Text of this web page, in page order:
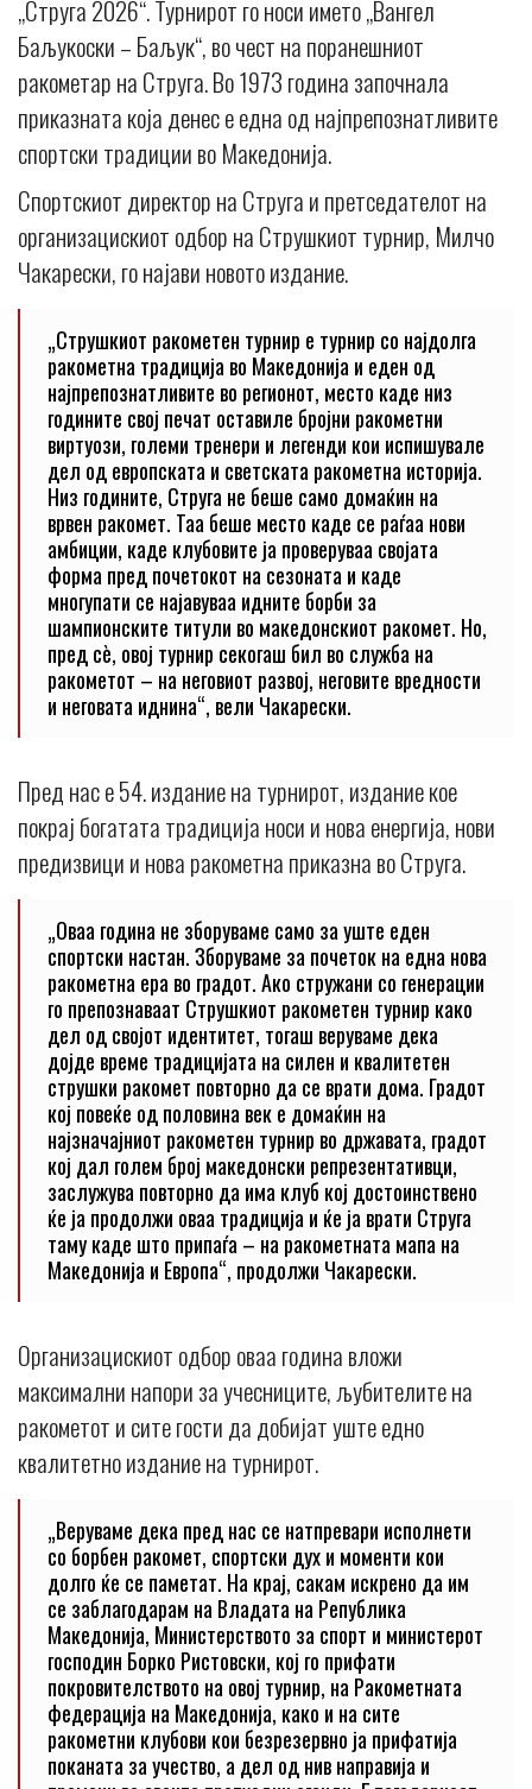
„Струга 2026“. Турнирот го носи името „Вангел
Баљукоски – Баљук“, во чест на поранешниот
ракометар на Струга. Во 1973 година започнала
приказната која денес е една од најпрепознатливите
спортски традиции во Македонија.
Спортскиот директор на Струга и претседателот на
организацискиот одбор на Струшкиот турнир, Милчо
Чакарески, го најави новото издание.
„Струшкиот ракометен турнир е турнир со најдолга
ракометна традиција во Македонија и еден од
најпрепознатливите во регионот, место каде низ
годините свој печат оставиле бројни ракометни
виртуози, големи тренери и легенди кои испишувале
дел од европската и светската ракометна историја.
Низ годините, Струга не беше само домаќин на
врвен ракомет. Таа беше место каде се раѓаа нови
амбиции, каде клубовите ја проверуваа својата
форма пред почетокот на сезоната и каде
многупати се најавуваа идните борби за
шампионските титули во македонскиот ракомет. Но,
пред сè, овој турнир секогаш бил во служба на
ракометот – на неговиот развој, неговите вредности
и неговата иднина“, вели Чакарески.
Пред нас е 54. издание на турнирот, издание кое
покрај богатата традиција носи и нова енергија, нови
предизвици и нова ракометна приказна во Струга.
„Оваа година не зборуваме само за уште еден
спортски настан. Зборуваме за почеток на една нова
ракометна ера во градот. Ако стружани со генерации
го препознаваат Струшкиот ракометен турнир како
дел од својот идентитет, тогаш веруваме дека
дојде време традицијата на силен и квалитетен
струшки ракомет повторно да се врати дома. Градот
кој повеќе од половина век е домаќин на
најзначајниот ракометен турнир во државата, градот
кој дал голем број македонски репрезентативци,
заслужува повторно да има клуб кој достоинствено
ќе ја продолжи оваа традиција и ќе ја врати Струга
таму каде што припаѓа – на ракометната мапа на
Македонија и Европа“, продолжи Чакарески.
Организацискиот одбор оваа година вложи
максимални напори за учесниците, љубителите на
ракометот и сите гости да добијат уште едно
квалитетно издание на турнирот.
„Веруваме дека пред нас се натпревари исполнети
со борбен ракомет, спортски дух и моменти кои
долго ќе се паметат. На крај, сакам искрено да им
се заблагодарам на Владата на Република
Македонија, Министерството за спорт и министерот
господин Борко Ристовски, кој го прифати
покровителството на овој турнир, на Ракометната
федерација на Македонија, како и на сите
ракометни клубови кои безрезервно ја прифатија
поканата за учество, а дел од нив направија и